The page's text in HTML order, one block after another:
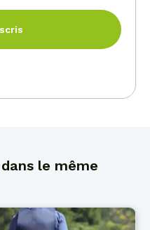
le même